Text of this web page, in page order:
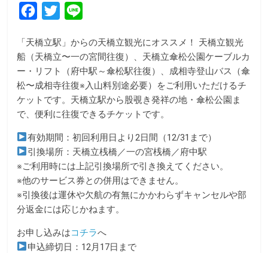
c
e
b
o
o
k
T
i
t
t
e
r
n
e
「天橋立駅」からの天橋立観光にオススメ！ 天橋立観光
船（天橋立〜一の宮間往復）、天橋立傘松公園ケーブルカ
ー・リフト（府中駅～傘松駅往復）、成相寺登山バス（傘
松〜成相寺往復※入山料別途必要）をご利用いただけるチ
ケットです。天橋立駅から股覗き発祥の地・傘松公園ま
で、便利に往復できるチケットです。
有効期間：初回利用日より2日間（12/31まで）
引換場所：天橋立桟橋／一の宮桟橋／府中駅
※ご利用時には上記引換場所で引き換えてください。
※他のサービス券との併用はできません。
※引換後は運休や欠航の有無にかかわらずキャンセルや部
分返金には応じかねます。
お申し込みはコチラへ
申込締切日：12月17日まで